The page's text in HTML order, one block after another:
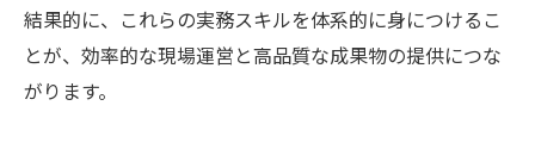
結果的に、これらの実務スキルを体系的に身につけるこ
とが、効率的な現場運営と高品質な成果物の提供につな
がります。